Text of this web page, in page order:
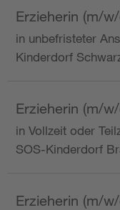
Erzieherin (m/
in unbefristeter
Kinderdorf
Erzieherin (m/
in Vollzeit oder
SOS-Kinderdorf
Erzieherin (m/